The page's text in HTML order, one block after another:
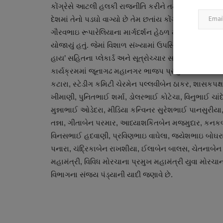
કોંગ્રેસે આટલી હલકી રાજનીતિ કરીને તમામ હદો વટાવી
દેશમાં તેનો પડઘો વાગ્યો છે તેમ છતાંય કોંગ્રેસ
ગૌરવભાઇ રૂપારેલિયાના માર્ગદર્શન હેઠળ મહાનગર ભાજપ
યોજાયું હતું. જેમાં વિશાળ સંખ્યામાં ઉપસ્થિત મહિલા
હાય’ સહિતના પ્લેકાર્ડ અને સૂત્રોચ્ચાર સાથે વિરોધ
કાર્યક્રમમાં જૂનાગઢ મહાનગર ભાજપ પ્રમુખ ગૌરવભાઈ
કટારા, સ્ટેડીગ કમિટી ચેરમેન પલ્લવીબેન ઠાકર,
ખીમાણી, પુનિતભાઈ શર્મા, ડોલરભાઈ કોટેચા, વિનુભાઈ
મુન્નાભાઈ ઓડેદરા, મીડિયા કન્વિનર સુરેશભાઈ
તન્ના, ગીતાબેન પરમાર, આધ્યાશકિતબેન મજમુદાર,
વિનસભાઈ હદવાણી, પ્રવિણભાઇ વાઘેલા, જયેશભાઇ
પનારા, ચંદ્રિકાબેન રાખશીયા, ઈલાબેન બાલસ, ચેતનાબેન
મહામંત્રી, વિવિધ મોરચાના પ્રમુખ મહામંત્રી યુવા
વિભાગના સંજય પંડ્યાની યાદી જણાવે છે.